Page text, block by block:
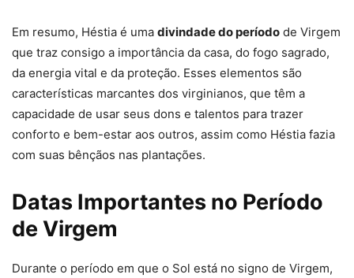
Em resumo, Héstia é uma divindade do período de Virgem
que traz consigo a importância da casa, do fogo sagrado,
da energia vital e da proteção. Esses elementos são
características marcantes dos virginianos, que têm a
capacidade de usar seus dons e talentos para trazer
conforto e bem-estar aos outros, assim como Héstia fazia
com suas bênçãos nas plantações.
Datas Importantes no Período
de Virgem
Durante o período em que o Sol está no signo de Virgem,